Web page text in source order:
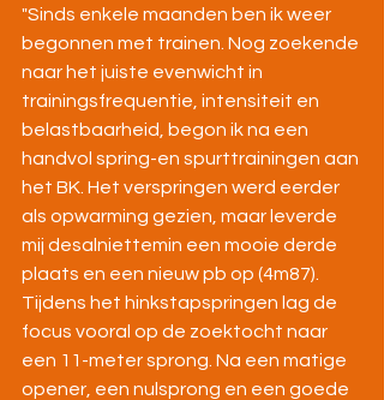
"Sinds enkele maanden ben ik weer
begonnen met trainen. Nog zoekende
naar het juiste evenwicht in
trainingsfrequentie, intensiteit en
belastbaarheid, begon ik na een
handvol spring-en spurttrainingen aan
het BK. Het verspringen werd eerder
als opwarming gezien, maar leverde
mij desalniettemin een mooie derde
plaats en een nieuw pb op (4m87).
Tijdens het hinkstapspringen lag de
focus vooral op de zoektocht naar
een 11-meter sprong. Na een matige
opener, een nulsprong en een goede